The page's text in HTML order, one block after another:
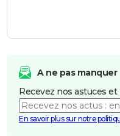
A ne pas manquer
Recevez nos astuces
En savoir plus sur notre